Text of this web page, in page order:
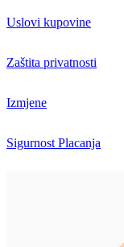
Uslovi kupovine
Zaštita privatnosti
Izmjene
Sigurnost Placanja